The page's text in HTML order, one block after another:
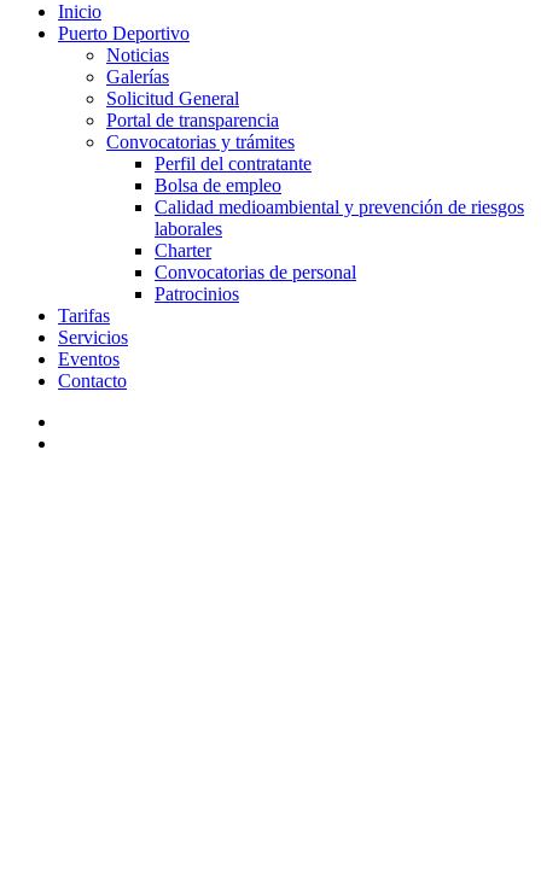
Inicio
Puerto Deportivo
Noticias
Galerías
Solicitud General
Portal de transparencia
Convocatorias y trámites
Perfil del contratante
Bolsa de empleo
Calidad medioambiental y prevención de riesgos
laborales
Charter
Convocatorias de personal
Patrocinios
Tarifas
Servicios
Eventos
Contacto